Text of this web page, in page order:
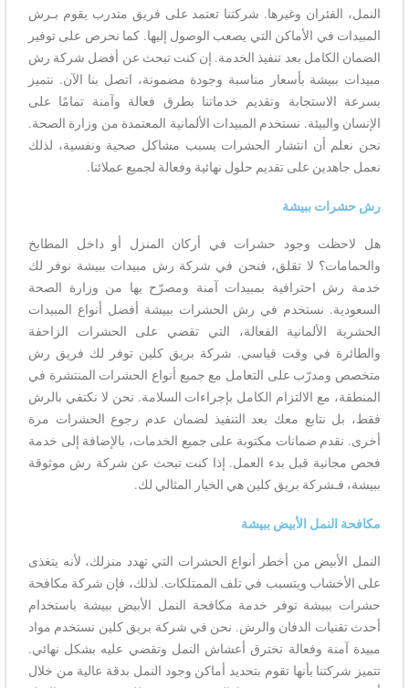
النمل، الفئران وغيرها. شركتنا تعتمد على فريق متدرب يقوم بـرش
المبيدات في الأماكن التي يصعب الوصول إليها. كما نحرص على توفير
الضمان الكامل بعد تنفيذ الخدمة. إن كنت تبحث عن أفضل شركة رش
مبيدات ببيشة بأسعار مناسبة وجودة مضمونة، اتصل بنا الآن. نتميز
بسرعة الاستجابة وتقديم خدماتنا بطرق فعالة وآمنة تمامًا على
الإنسان والبيئة. نستخدم المبيدات الألمانية المعتمدة من وزارة الصحة.
نحن نعلم أن انتشار الحشرات يسبب مشاكل صحية ونفسية، لذلك
نعمل جاهدين على تقديم حلول نهائية وفعالة لجميع عملائنا.
رش حشرات ببيشة
هل لاحظت وجود حشرات في أركان المنزل أو داخل المطابخ
والحمامات؟ لا تقلق، فنحن في شركة رش مبيدات ببيشة نوفر لك
خدمة رش احترافية بمبيدات آمنة ومصرّح بها من وزارة الصحة
السعودية. نستخدم في رش الحشرات ببيشة أفضل أنواع المبيدات
الحشرية الألمانية الفعالة، التي تقضي على الحشرات الزاحفة
والطائرة في وقت قياسي. شركة بريق كلين توفر لك فريق رش
متخصص ومدرّب على التعامل مع جميع أنواع الحشرات المنتشرة في
المنطقة، مع الالتزام الكامل بإجراءات السلامة. نحن لا نكتفي بالرش
فقط، بل نتابع معك بعد التنفيذ لضمان عدم رجوع الحشرات مرة
أخرى. نقدم ضمانات مكتوبة على جميع الخدمات، بالإضافة إلى خدمة
فحص مجانية قبل بدء العمل. إذا كنت تبحث عن شركة رش موثوقة
ببيشة، فـشركة بريق كلين هي الخيار المثالي لك.
مكافحة النمل الأبيض ببيشة
النمل الأبيض من أخطر أنواع الحشرات التي تهدد منزلك، لأنه يتغذى
على الأخشاب ويتسبب في تلف الممتلكات. لذلك، فإن شركة مكافحة
حشرات ببيشة توفر خدمة مكافحة النمل الأبيض ببيشة باستخدام
أحدث تقنيات الدفان والرش. نحن في شركة بريق كلين نستخدم مواد
مبيدة آمنة وفعالة تخترق أعشاش النمل وتقضي عليه بشكل نهائي.
تتميز شركتنا بأنها تقوم بتحديد أماكن وجود النمل بدقة عالية من خلال